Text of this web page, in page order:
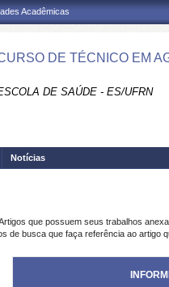
Acadêmicas
DE TÉCNICO EM
DE SAÚDE - ES/UFRN
Notícias
que possuem seus trabalhos
de busca que faça referência ao artigo